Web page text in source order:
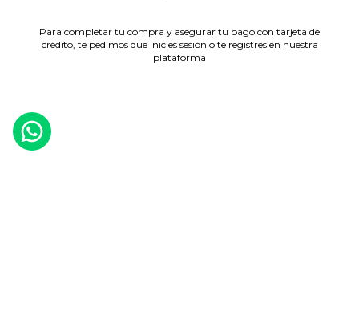
Para completar tu compra y asegurar tu pago con tarjeta de
crédito, te pedimos que inicies sesión o te registres en nuestra
plataforma